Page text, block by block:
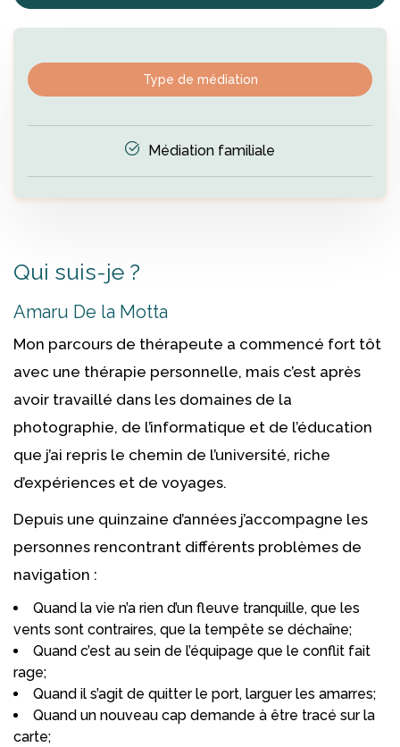
Qui suis-je ?
Amaru De la Motta
Mon parcours de thérapeute a commencé fort tôt
avec une thérapie personnelle, mais c’est après
avoir travaillé dans les domaines de la
photographie, de l’informatique et de l’éducation
que j’ai repris le chemin de l’université, riche
d’expériences et de voyages.
Depuis une quinzaine d’années j’accompagne les
personnes rencontrant différents problèmes de
navigation :
Quand la vie n’a rien d’un fleuve tranquille, que les
vents sont contraires, que la tempête se déchaîne;
Quand c’est au sein de l’équipage que le conflit fait
rage;
Quand il s’agit de quitter le port, larguer les amarres;
Quand un nouveau cap demande à être tracé sur la
carte;
Type de médiation
Médiation familiale